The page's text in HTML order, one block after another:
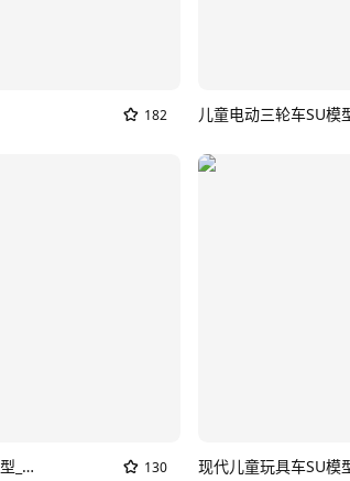
182 儿童电动三轮车SU模
现代儿童四轮扭扭滑滑车SU模型_发条车 130 现代儿童玩具车SU模